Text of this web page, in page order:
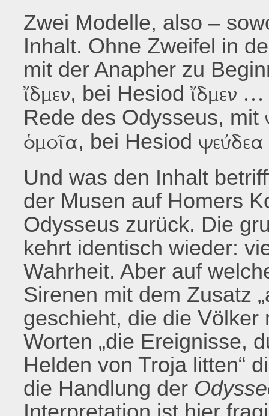
Zwei Modelle, also –
Inhalt. Ohne Zweifel in
mit der Anapher zu
ἴδμεν, bei Hesiodἴδμεν …
Rede des Odysseus, mit
ὁμοῖα, bei Hesiod ψεύδεα
Und was den Inhalt
der Musen auf Homers
Odysseus zurück. Die
kehrt identisch wieder:
Wahrheit. Aber auf
Sirenen mit dem Zusatz
geschieht, die die Völker
Worten „die Ereignisse,
Helden von Troja litten“
die Handlung der